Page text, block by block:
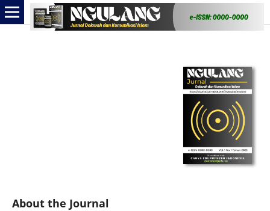
About the Journal